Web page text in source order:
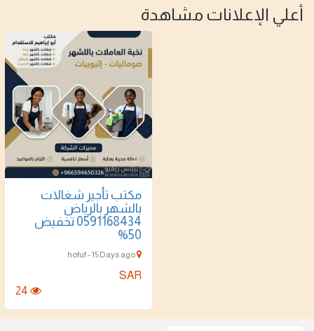
أعلي الإعلانات مشاهدة
مكتب تأجير شغالات
بالشهر بالرياض
0591168434 تخفيض
50%
SAR